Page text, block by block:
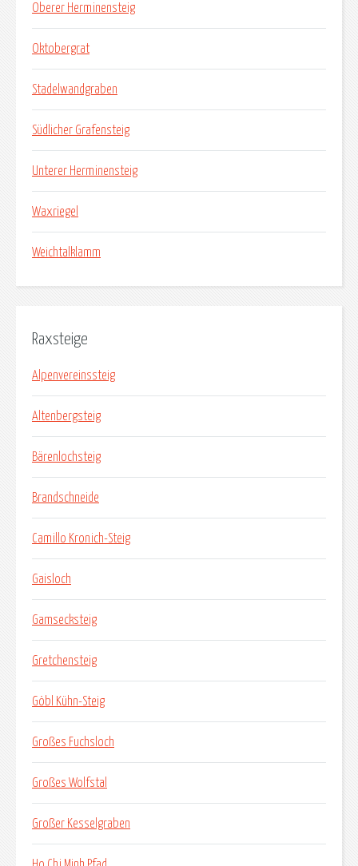
Oberer Herminensteig
Oktobergrat
Stadelwandgraben
Südlicher Grafensteig
Unterer Herminensteig
Waxriegel
Weichtalklamm
Raxsteige
Alpenvereinssteig
Altenbergsteig
Bärenlochsteig
Brandschneide
Camillo Kronich-Steig
Gaisloch
Gamsecksteig
Gretchensteig
Göbl Kühn-Steig
Großes Fuchsloch
Großes Wolfstal
Großer Kesselgraben